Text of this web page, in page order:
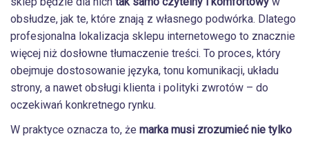
obsłudze, jak te, które znają z własnego podwórka. Dlatego
profesjonalna lokalizacja sklepu internetowego to znacznie
więcej niż dosłowne tłumaczenie treści. To proces, który
obejmuje dostosowanie języka, tonu komunikacji, układu
strony, a nawet obsługi klienta i polityki zwrotów – do
oczekiwań konkretnego rynku.
W praktyce oznacza to, że marka musi zrozumieć nie tylko